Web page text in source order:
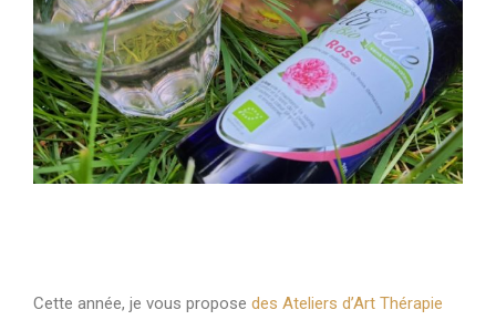
Cette année, je vous propose des Ateliers d’Art Thérapie